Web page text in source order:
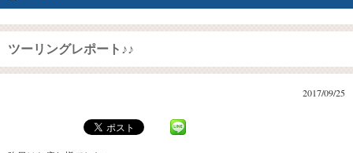
ツーリングレポート♪♪
2017/09/25